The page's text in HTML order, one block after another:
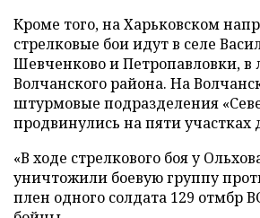
Кроме того, на Харьковском
стрелковые бои идут в селе
Шевченково и Петропавловки, в
Волчанского района. На
штурмовые подразделения
продвинулись на пяти участках
«В ходе стрелкового боя у
уничтожили боевую группу
плен одного солдата 129 отмбр